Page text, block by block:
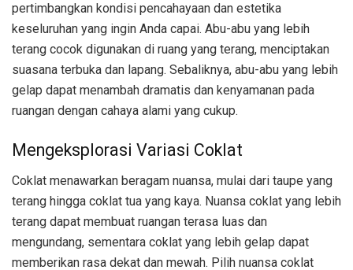
pertimbangkan kondisi pencahayaan dan estetika
keseluruhan yang ingin Anda capai. Abu-abu yang lebih
terang cocok digunakan di ruang yang terang, menciptakan
suasana terbuka dan lapang. Sebaliknya, abu-abu yang lebih
gelap dapat menambah dramatis dan kenyamanan pada
ruangan dengan cahaya alami yang cukup.
Mengeksplorasi Variasi Coklat
Coklat menawarkan beragam nuansa, mulai dari taupe yang
terang hingga coklat tua yang kaya. Nuansa coklat yang lebih
terang dapat membuat ruangan terasa luas dan
mengundang, sementara coklat yang lebih gelap dapat
memberikan rasa dekat dan mewah. Pilih nuansa coklat